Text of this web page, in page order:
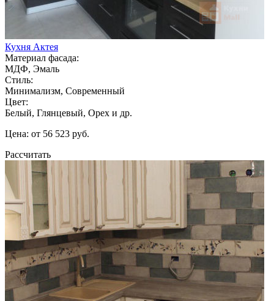
Кухня Актея
Материал фасада:
МДФ, Эмаль
Стиль:
Минимализм, Современный
Цвет:
Белый, Глянцевый, Орех и др.
Цена: от 56 523 руб.
Рассчитать